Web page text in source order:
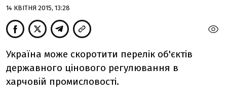
14 КВІТНЯ 2015, 13:28
Україна може скоротити перелік об'єктів
державного цінового регулювання в
харчовій промисловості.